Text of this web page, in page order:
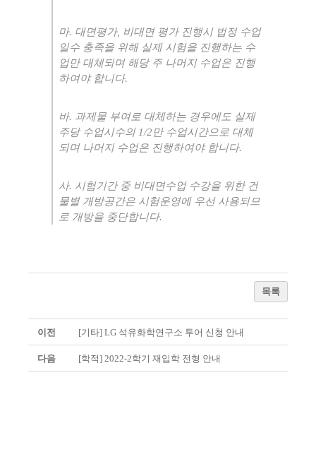
마. 대면평가, 비대면 평가 진행시 법정 수업
일수 충족을 위해 실제 시험을 진행하는 수
업만 대체되며 해당 주 나머지 수업은 진행
하여야 합니다.
바. 과제물 부여로 대체하는 경우에도 실제
주당 수업시수의 1/2만 수업시간으로 대체
되며 나머지 수업은 진행하여야 합니다.
사. 시험기간 중 비대면수업 수강을 위한 건
물별 개방공간은 시험운영에 우선 사용되므
로 개방을 중단합니다.
목록
이전 [기타] LG 석유화학연구소 투어 신청 안내
다음 [학적] 2022-2학기 재입학 전형 안내